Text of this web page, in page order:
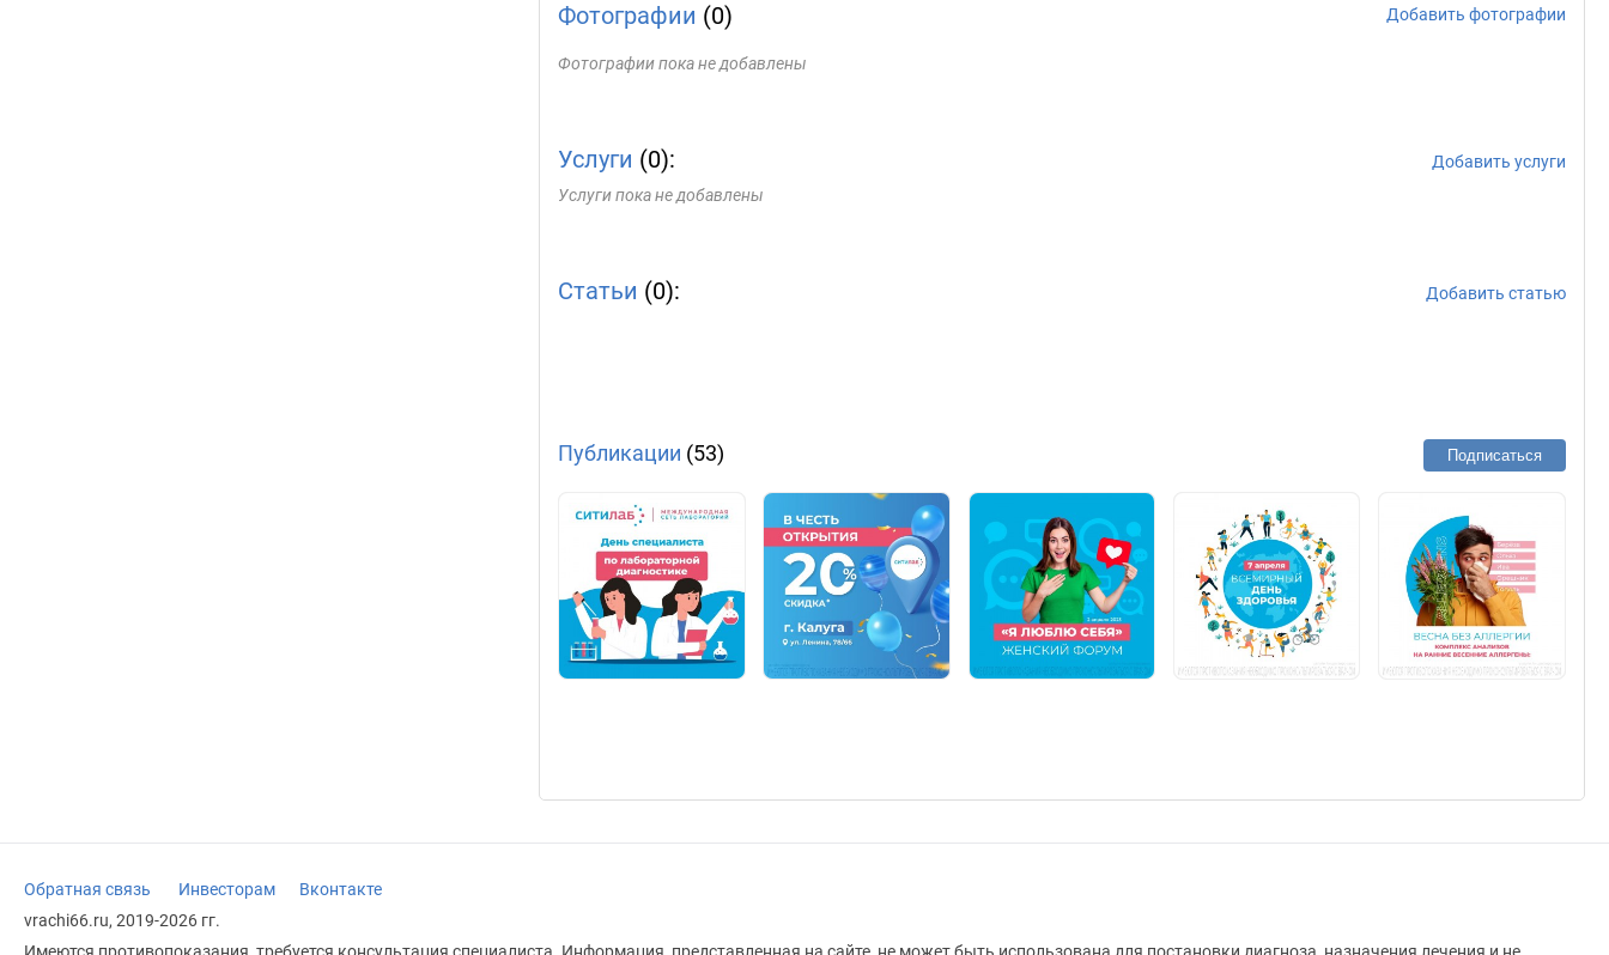
Фотографии (0) Добавить фотографии
Фотографии пока не добавлены
Услуги (0):
Добавить услуги
Услуги пока не добавлены
Статьи (0): Добавить статью
Публикации (53) Подписаться
Обратная связь Инвесторам
Вконтакте
vrachi66.ru, 2019-2026 гг.
Имеются противопоказания, требуется консультация специалиста. Информация, представленная на сайте, не может быть использована для постановки диагноза, назначения лечения и не